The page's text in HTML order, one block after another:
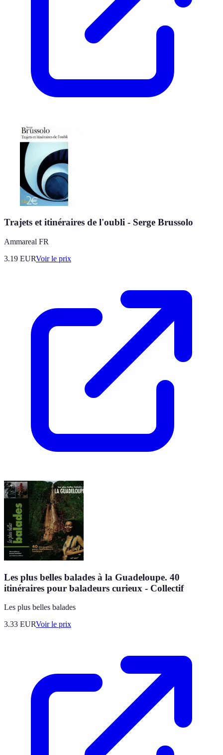
Trajets et itinéraires de l'oubli - Serge Brussolo
Ammareal FR
3.19 EURVoir le prix
Les plus belles balades à la Guadeloupe. 40
itinéraires pour baladeurs curieux - Collectif
Les plus belles balades
3.33 EURVoir le prix